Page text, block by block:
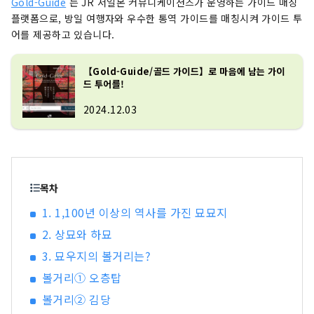
플랫폼으로, 방일 여행자와 우수한 통역 가이드를 매칭시켜 가이드 투
어를 제공하고 있습니다.
【Gold-Guide/골드 가이드】로 마음에 남는 가이
드 투어를!
2024.12.03
목차
1. 1,100년 이상의 역사를 가진 묘묘지
2. 상묘와 하묘
3. 묘우지의 볼거리는?
볼거리① 오층탑
볼거리② 김당